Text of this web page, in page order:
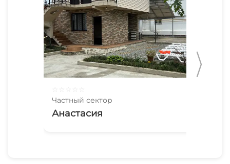
Частный сектор
Анастасия